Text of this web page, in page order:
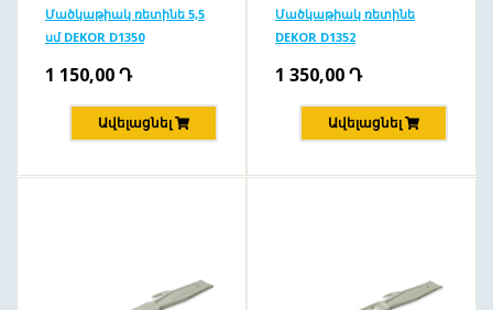
Մածկաթիակ ռետինե 5,5
սմ DEKOR D1350
1 150,00Դ
Ավելացնել
Մածկաթիակ ռետինե
DEKOR D1352
1 350,00Դ
Ավելացնել